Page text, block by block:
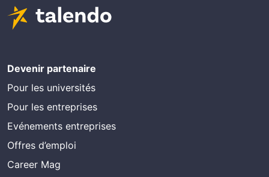
Devenir partenaire
Pour les universités
Pour les entreprises
Evénements entreprises
Offres d’emploi
Career Mag